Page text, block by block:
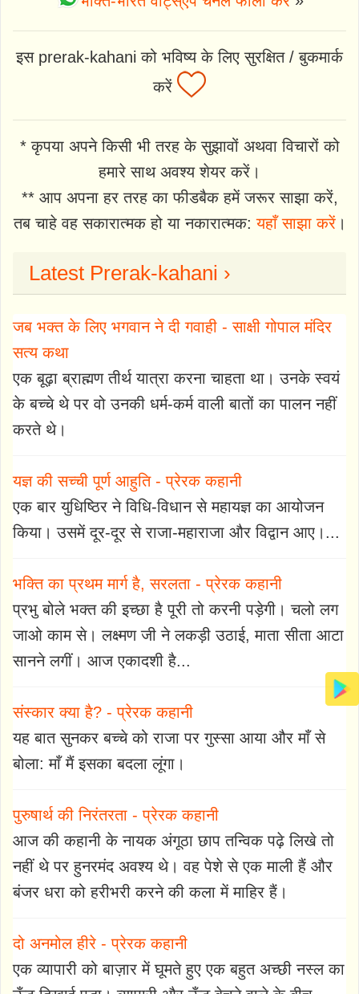
इस prerak-kahani को भविष्य के लिए सुरक्षित / बुकमार्क
करें
* कृपया अपने किसी भी तरह के सुझावों अथवा विचारों को
हमारे साथ अवश्य शेयर करें।
** आप अपना हर तरह का फीडबैक हमें जरूर साझा करें,
तब चाहे वह सकारात्मक हो या नकारात्मक:यहाँ साझा करें।
Latest Prerak-kahani ›
जब भक्त के लिए भगवान ने दी गवाही - साक्षी गोपाल मंदिर
सत्य कथा
एक बूढ़ा ब्राह्मण तीर्थ यात्रा करना चाहता था। उनके स्वयं
के बच्चे थे पर वो उनकी धर्म-कर्म वाली बातों का पालन नहीं
करते थे।
यज्ञ की सच्ची पूर्ण आहुति - प्रेरक कहानी
एक बार युधिष्ठिर ने विधि-विधान से महायज्ञ का आयोजन
किया। उसमें दूर-दूर से राजा-महाराजा और विद्वान आए।...
भक्ति का प्रथम मार्ग है, सरलता - प्रेरक कहानी
प्रभु बोले भक्त की इच्छा है पूरी तो करनी पड़ेगी। चलो लग
जाओ काम से। लक्ष्मण जी ने लकड़ी उठाई, माता सीता आटा
सानने लगीं। आज एकादशी है...
संस्कार क्या है? - प्रेरक कहानी
यह बात सुनकर बच्चे को राजा पर गुस्सा आया और माँ से
बोला: माँ मैं इसका बदला लूंगा।
पुरुषार्थ की निरंतरता - प्रेरक कहानी
आज की कहानी के नायक अंगूठा छाप तन्विक पढ़े लिखे तो
नहीं थे पर हुनरमंद अवश्य थे। वह पेशे से एक माली हैं और
बंजर धरा को हरीभरी करने की कला में माहिर हैं।
दो अनमोल हीरे - प्रेरक कहानी
एक व्यापारी को बाज़ार में घूमते हुए एक बहुत अच्छी नस्ल का